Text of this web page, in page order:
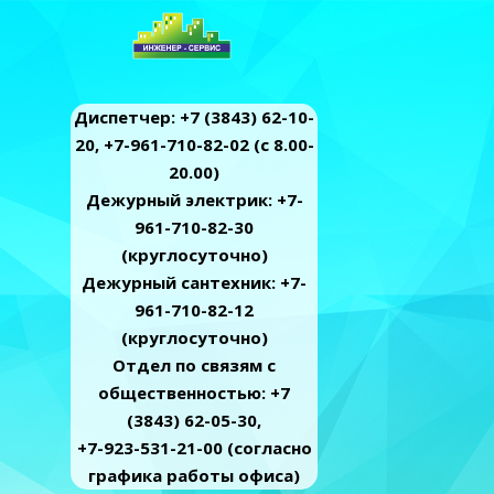
Диспетчер: +7 (3843) 62-10-
20, +7-961-710-82-02 (c 8.00-
20.00)
Дежурный электрик: +7-
961-710-82-30
(круглосуточно)
Дежурный сантехник: +7-
961-710-82-12
(круглосуточно)
Отдел по связям с
общественностью: +7
(3843) 62-05-30,
+7-923-531-21-00 (согласно
графика работы офиса)